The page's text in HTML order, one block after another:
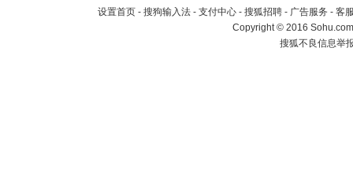
设置首页 - 搜狗输入法 - 支付中心 - 搜狐招聘 - 广告服务 - 客
Copyright©2016
搜狐不良信息举